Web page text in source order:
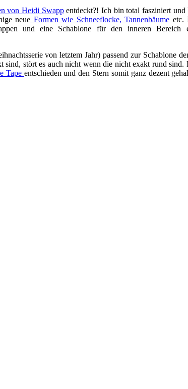
von Heidi Swappentdeckt?! Ich bin total fasziniert und
neue Formen wie Schneeflocke, Tannenbäume etc.
und eine Schablone für den inneren
von letztem Jahr) passend zur Schablone
stört es auch nicht wenn die nicht exakt rund sind.
Tape entschieden und den Stern somit ganz dezent